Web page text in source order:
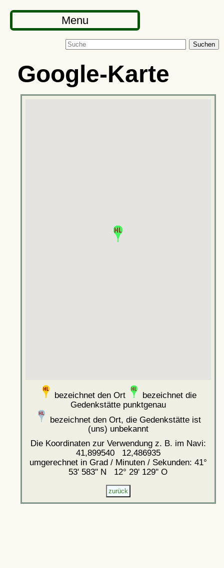
Menu
Suchen
Google-Karte
bezeichnet den Ort
bezeichnet die
Gedenkstätte punktgenau
bezeichnet den Ort, die Gedenkstätte ist
(uns) unbekannt
Die Koordinaten zur Verwendung z. B. im Navi:
41,899540 12,486935
umgerechnet in Grad / Minuten / Sekunden: 41°
53' 583'' N 12° 29' 129'' O